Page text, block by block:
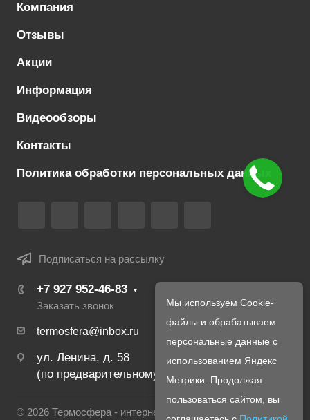
Компания
Отзывы
Акции
Информация
Видеообзоры
Контакты
Политика обработки персональных данных
Подписаться на рассылку
+7 927 952-46-83
Заказать звонок
termosfera@inbox.ru
ул. Ленина, д. 58
(по предварительному созвону с менеджером)
© 2026 Термосфера - интернет магазин печей и
Мы используем Cookie-
файлы и обрабатываем
персональные данные с
использованием Яндекс
Метрики. Продолжая
пользоваться сайтом, вы